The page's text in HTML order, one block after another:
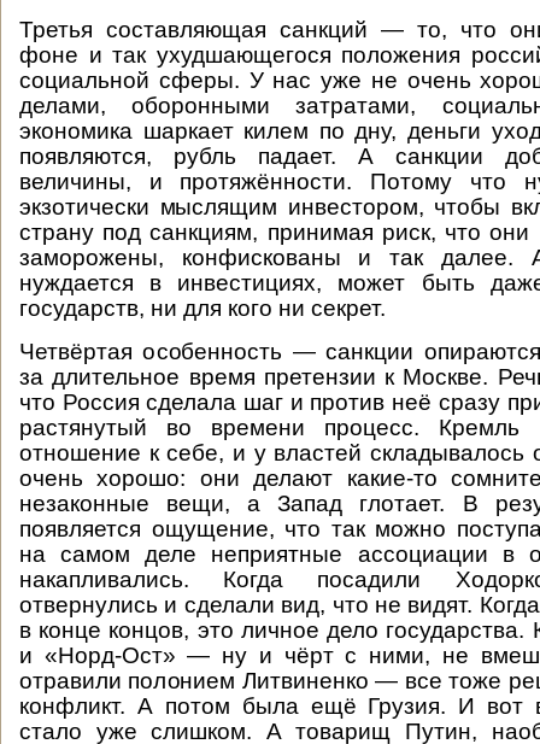
Третья составляющая санкций — то, что
фоне и так ухудшающегося положения
социальной сферы. У нас уже не очень
делами, оборонными затратами,
экономика шаркает килем по дну, деньги
появляются, рубль падает. А санкции
величины, и протяжённости. Потому что
экзотически мыслящим инвестором, чтобы
страну под санкциям, принимая риск, что они
заморожены, конфискованы и так далее.
нуждается в инвестициях, может быть
государств, ни для кого ни секрет.
Четвёртая особенность — санкции
за длительное время претензии к Москве.
что Россия сделала шаг и против неё сразу
растянутый во времени процесс. Кремль
отношение к себе, и у властей
очень хорошо: они делают какие-то
незаконные вещи, а Запад глотает. В
появляется ощущение, что так можно
на самом деле неприятные ассоциации в
накапливались. Когда посадили
отвернулись и сделали вид, что не видят.
в конце концов, это личное дело
и «Норд-Ост» — ну и чёрт с ними, не
отравили полонием Литвиненко — все тоже
конфликт. А потом была ещё Грузия. И вот
стало уже слишком. А товарищ Путин,